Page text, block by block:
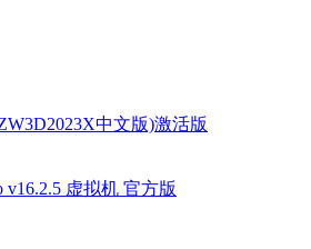
中文版)激活版
v16.2.5 虚拟机 官方版